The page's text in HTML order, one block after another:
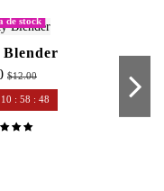
de stock
Blender
$12.00
10 :58 :48